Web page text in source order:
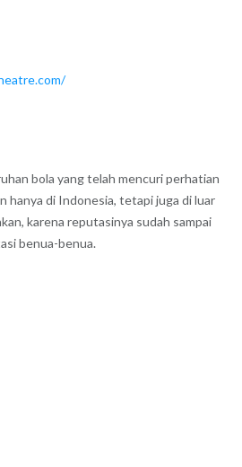
bola yang telah mencuri perhatian
hanya di Indonesia, tetapi juga di luar
karena reputasinya sudah sampai
benua-benua.